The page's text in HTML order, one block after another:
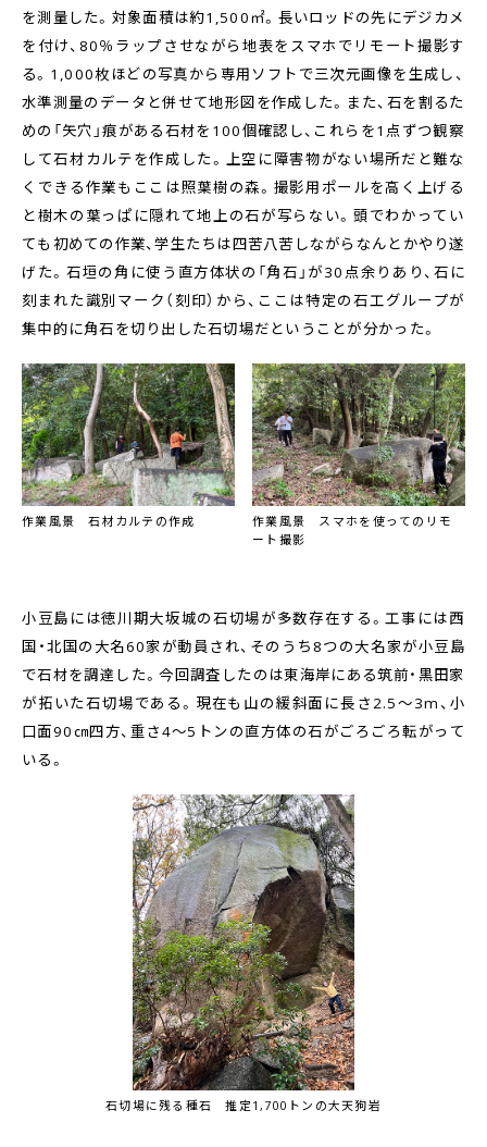
を測量した。対象面積は約1,500㎡。長いロッドの先にデジカメ
を付け、80％ラップさせながら地表をスマホでリモート撮影す
る。1,000枚ほどの写真から専用ソフトで三次元画像を生成し、
水準測量のデータと併せて地形図を作成した。また、石を割るた
めの「矢穴」痕がある石材を100個確認し、これらを1点ずつ観察
して石材カルテを作成した。上空に障害物がない場所だと難な
くできる作業もここは照葉樹の森。撮影用ポールを高く上げる
と樹木の葉っぱに隠れて地上の石が写らない。頭でわかってい
ても初めての作業、学生たちは四苦八苦しながらなんとかやり遂
げた。石垣の角に使う直方体状の「角石」が30点余りあり、石に
刻まれた識別マーク（刻印）から、ここは特定の石工グループが
集中的に角石を切り出した石切場だということが分かった。
作業風景 石材カルテの作成
作業風景 スマホを使ってのリモ
ート撮影
小豆島には徳川期大坂城の石切場が多数存在する。工事には西
国・北国の大名60家が動員され、そのうち8つの大名家が小豆島
で石材を調達した。今回調査したのは東海岸にある筑前・黒田家
が拓いた石切場である。現在も山の緩斜面に長さ2.5～3m、小
口面90㎝四方、重さ4～5トンの直方体の石がごろごろ転がって
いる。
石切場に残る種石 推定1,700トンの大天狗岩